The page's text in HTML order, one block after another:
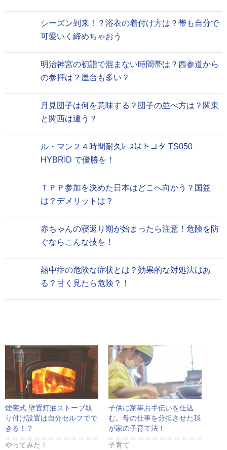
シーズン到来！？浴衣の着付け方は？帯も自分で
可愛いく締めちゃおう
明治神宮の初詣で混まない時間帯は？西参道から
の参拝は？屋台も多い？
月見団子は何を意味する？団子の並べ方は？関東
と関西は違う？
ル・マン２４時間耐久ﾚｰｽはトヨタ TS050
HYBRID で優勝を！
ＴＰＰ参加を決めた日本はどこへ向かう？国益
は？デメリットは？
赤ちゃんの寝返り期が始まったら注意！危険を防
ぐならこんな技を！
熱中症の危険な症状とは？効果的な対処法はあ
る？甘く見たら危険？！
煙突式 壁置灯油ストーブ取
り付け設置は自分セルフでで
きる！？
やってみた！
子供に家事お手伝いを仕込
む。母の仕事を分担させた我
が家の子育て法！
子育て